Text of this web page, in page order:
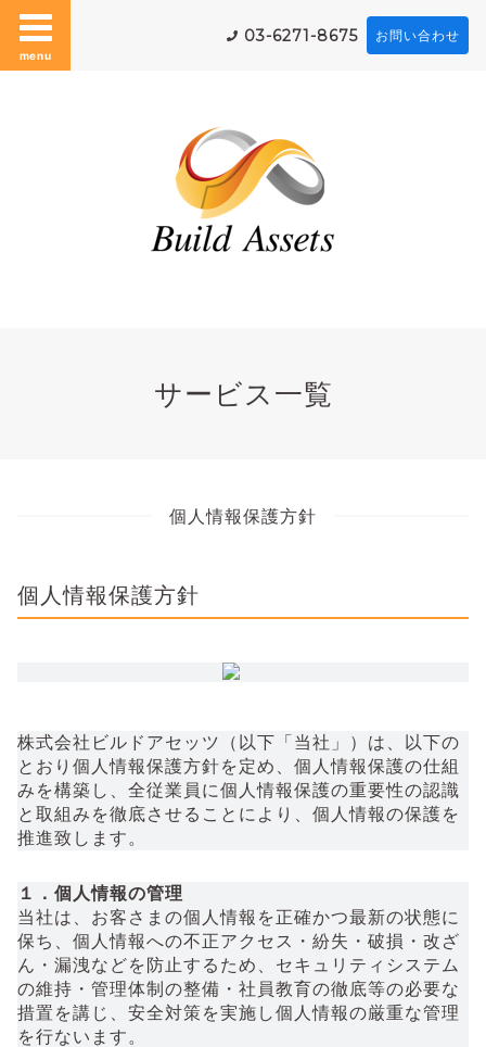
menu
03-6271-8675 お問い合わせ
サービス一覧
個人情報保護方針
個人情報保護方針
株式会社ビルドアセッツ（以下「当社」）は、以下の
とおり個人情報保護方針を定め、個人情報保護の仕組
みを構築し、全従業員に個人情報保護の重要性の認識
と取組みを徹底させることにより、個人情報の保護を
推進致します。
１．個人情報の管理
当社は、お客さまの個人情報を正確かつ最新の状態に
保ち、個人情報への不正アクセス・紛失・破損・改ざ
ん・漏洩などを防止するため、セキュリティシステム
の維持・管理体制の整備・社員教育の徹底等の必要な
措置を講じ、安全対策を実施し個人情報の厳重な管理
を行ないます。